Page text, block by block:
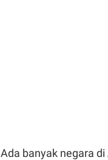
Ada banyak negara